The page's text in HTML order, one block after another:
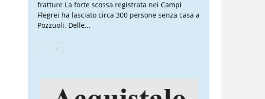
fratture La forte scossa registrata nei Campi
Flegrei ha lasciato circa 300 persone senza casa a
Pozzuoli. Delle...